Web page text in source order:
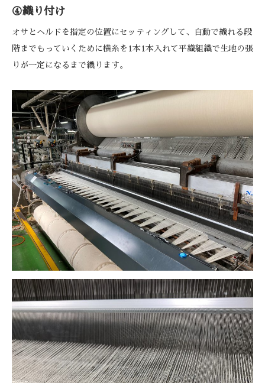
④織り付け
オサとヘルドを指定の位置にセッティングして、自動で織れる段
階までもっていくために横糸を1本1本入れて平織組織で生地の張
りが一定になるまで織ります。